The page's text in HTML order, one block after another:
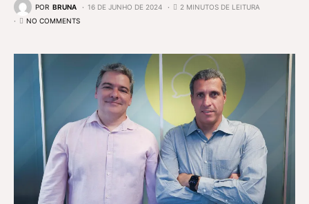
POR BRUNA 16 DE JUNHO DE 2024
2 MINUTOS DE LEITURA
NO COMMENTS